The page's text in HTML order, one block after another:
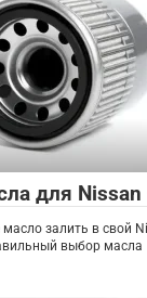
для Nissan
масло залить в свой
выбор масла